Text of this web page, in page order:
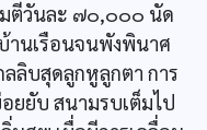
ตีวันละ ๗๐,๐๐๐ นัด
านเรือนจนพังพินาศ
ลิบสุดลูกหูลูกตา การ
ยยับ สนามรบเต็มไป